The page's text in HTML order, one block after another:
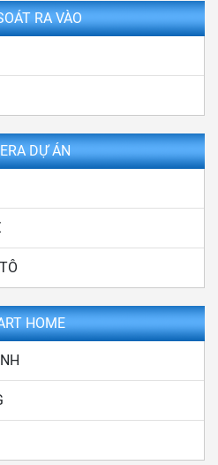
RA VÀO
DỰ ÁN
HOME